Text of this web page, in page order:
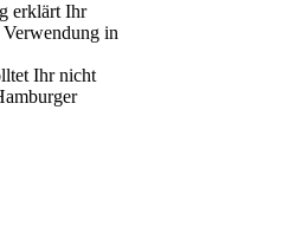
erklärt Ihr
in
Ihr nicht